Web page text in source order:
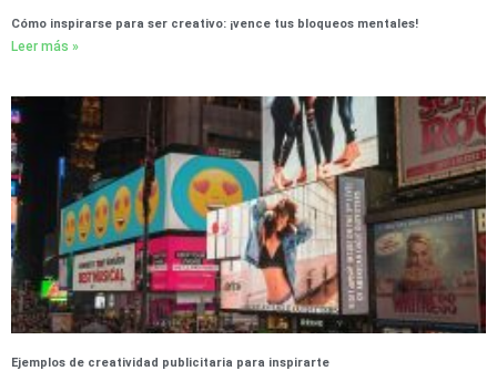
Cómo inspirarse para ser creativo: ¡vence tus bloqueos mentales!
Leer más »
Ejemplos de creatividad publicitaria para inspirarte